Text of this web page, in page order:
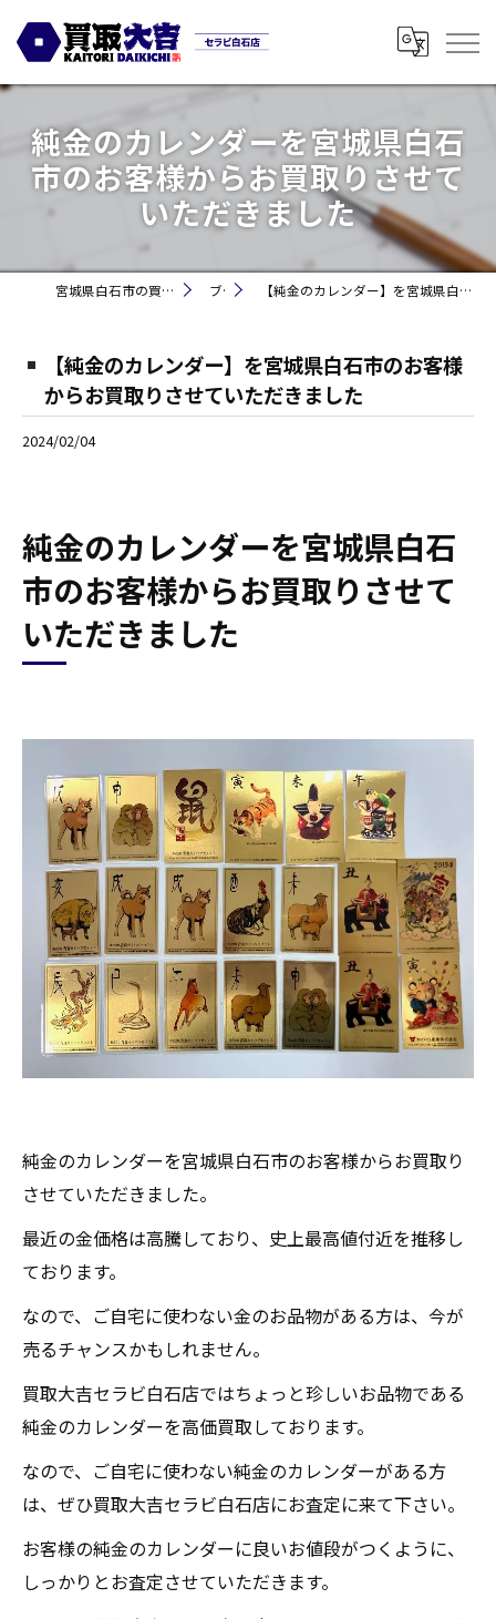
純金のカレンダーを宮城県白石
市のお客様からお買取りさせて
いただきました
宮城県白石市の買取なら買取大吉セラビ白石店 ブログ 【純金のカレンダー】を宮城県白石市のお客様からお買取りさせていただきました
【純金のカレンダー】を宮城県白石市のお客様
からお買取りさせていただきました
2024/02/04
純金のカレンダーを宮城県白石
市のお客様からお買取りさせて
いただきました
純金のカレンダーを宮城県白石市のお客様からお買取り
させていただきました。
最近の金価格は高騰しており、史上最高値付近を推移し
ております。
なので、ご自宅に使わない金のお品物がある方は、今が
売るチャンスかもしれません。
買取大吉セラビ白石店ではちょっと珍しいお品物である
純金のカレンダーを高価買取しております。
なので、ご自宅に使わない純金のカレンダーがある方
は、ぜひ買取大吉セラビ白石店にお査定に来て下さい。
お客様の純金のカレンダーに良いお値段がつくように、
しっかりとお査定させていただきます。